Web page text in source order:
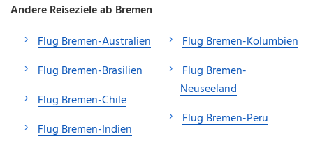
Andere Reiseziele ab Bremen
Flug Bremen-Australien
Flug Bremen-Brasilien
Flug Bremen-Chile
Flug Bremen-Indien
Flug Bremen-Kolumbien
Flug Bremen-
Neuseeland
Flug Bremen-Peru